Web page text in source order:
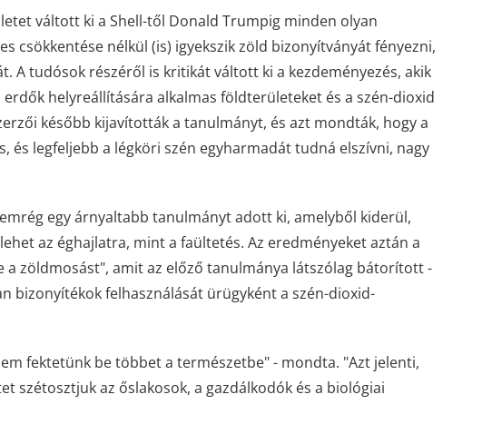
váltott ki a Shell-től Donald Trumpig minden olyan
csökkentése nélkül (is) igyekszik zöld bizonyítványát fényezni,
A tudósok részéről is kritikát váltott ki a kezdeményezés, akik
helyreállítására alkalmas földterületeket és a szén-dioxid
később kijavították a tanulmányt, és azt mondták, hogy a
és legfeljebb a légköri szén egyharmadát tudná elszívni, nagy
egy árnyaltabb tanulmányt adott ki, amelyből kiderül,
az éghajlatra, mint a faültetés. Az eredményeket aztán a
a zöldmosást", amit az előző tanulmánya látszólag bátorított -
bizonyítékok felhasználását ürügyként a szén-dioxid-
fektetünk be többet a természetbe" - mondta. "Azt jelenti,
szétosztjuk az őslakosok, a gazdálkodók és a biológiai